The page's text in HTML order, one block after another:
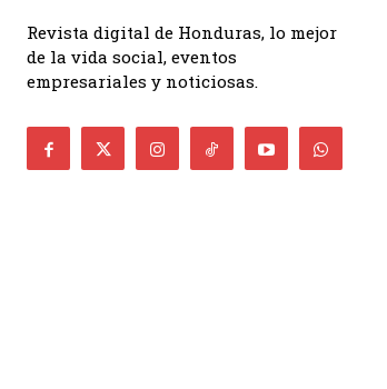
Revista digital de Honduras, lo mejor
de la vida social, eventos
empresariales y noticiosas.